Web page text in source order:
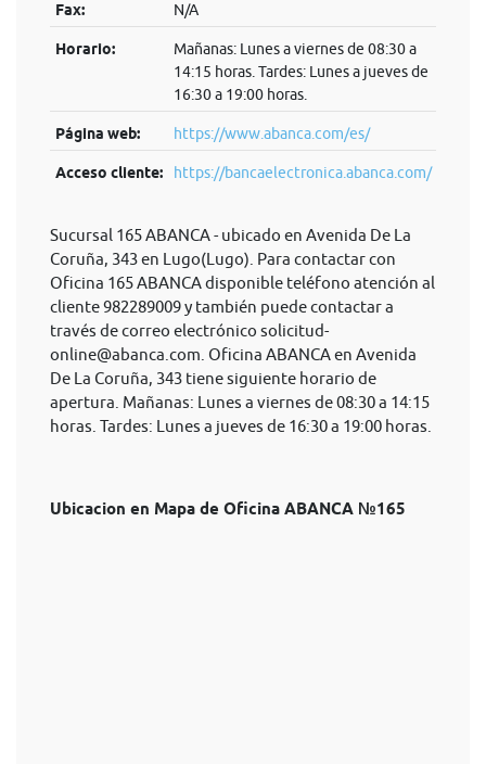
Fax: N/A
Horario:
Mañanas: Lunes a viernes de 08:30 a
14:15 horas. Tardes: Lunes a jueves de
16:30 a 19:00 horas.
Página web: https://www.abanca.com/es/
Acceso cliente: https://bancaelectronica.abanca.com/
Sucursal 165 ABANCA - ubicado en Avenida De La
Coruña, 343 en Lugo(Lugo). Para contactar con
Oficina 165 ABANCA disponible teléfono atención al
cliente 982289009 y también puede contactar a
través de correo electrónico solicitud-
online@abanca.com . Oficina ABANCA en Avenida
De La Coruña, 343 tiene siguiente horario de
apertura. Mañanas: Lunes a viernes de 08:30 a 14:15
horas. Tardes: Lunes a jueves de 16:30 a 19:00 horas.
Ubicacion en Mapa de Oficina ABANCA №165